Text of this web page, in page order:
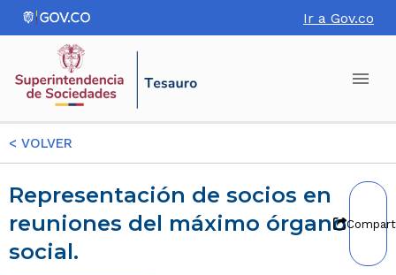
Ir a Gov.co
< VOLVER
Representación de socios en
reuniones del máximo órgano
social.